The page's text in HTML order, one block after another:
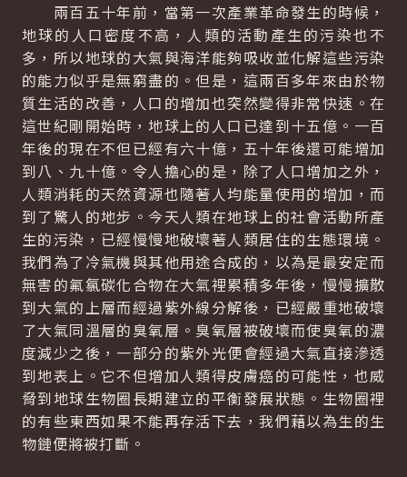
兩百五十年前，當第一次產業革命發生的時候，
地球的人口密度不高，人類的活動產生的污染也不
多，所以地球的大氣與海洋能夠吸收並化解這些污染
的能力似乎是無窮盡的。但是，這兩百多年來由於物
質生活的改善，人口的增加也突然變得非常快速。在
這世紀剛開始時，地球上的人口已達到十五億。一百
年後的現在不但已經有六十億，五十年後還可能增加
到八、九十億。令人擔心的是，除了人口增加之外，
人類消耗的天然資源也隨著人均能量使用的增加，而
到了驚人的地步。今天人類在地球上的社會活動所產
生的污染，已經慢慢地破壞著人類居住的生態環境。
我們為了冷氣機與其他用途合成的，以為是最安定而
無害的氟氯碳化合物在大氣裡累積多年後，慢慢擴散
到大氣的上層而經過紫外線分解後，已經嚴重地破壞
了大氣同溫層的臭氧層。臭氧層被破壞而使臭氧的濃
度減少之後，一部分的紫外光便會經過大氣直接滲透
到地表上。它不但增加人類得皮膚癌的可能性，也威
脅到地球生物圈長期建立的平衡發展狀態。生物圈裡
的有些東西如果不能再存活下去，我們藉以為生的生
物鏈便將被打斷。